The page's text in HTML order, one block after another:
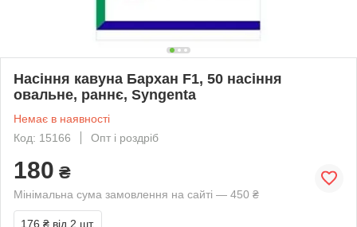
Насіння кавуна Бархан F1, 50 насіння
овальне, раннє, Syngenta
Немає в наявності
Код: 15166
Опт і роздріб
180 ₴
Мінімальна сума замовлення на сайті — 450 ₴
176 ₴ від 2 шт.